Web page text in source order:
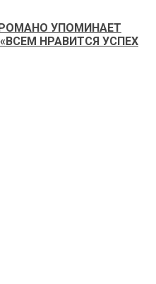
УПОМИНАЕТ
НРАВИТСЯ УСПЕХ